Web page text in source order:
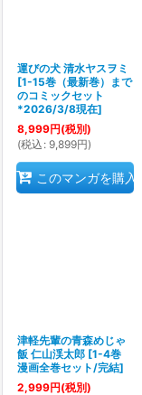
運びの犬 清水ヤスヲミ
[1-15巻（最新巻）まで
のコミックセット
*2026/3/8現在]
8,999円(税別)
(税込 : 9,899円)
このマンガを購入
津軽先輩の青森めじゃ
飯 仁山渓太郎 [1-4巻
漫画全巻セット/完結]
2,999円(税別)